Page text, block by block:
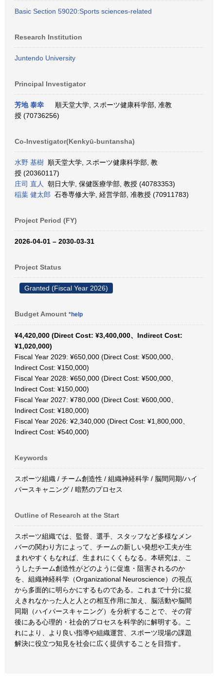
Basic Section 59020:Sports sciences-related
Research Institution
Juntendo University
Principal Investigator
芳地 泰幸
順天堂大学, スポーツ健康科学部, 准教
授 (70736256)
Co-Investigator(Kenkyū-buntansha)
水野 基樹 順天堂大学, スポーツ健康科学部, 教
授 (20360117)
庄司 直人
朝日大学, 保健医療学部, 教授 (40783353)
稲葉 健太郎 石巻専修大学, 経営学部, 准教授 (70911783)
Project Period (FY)
2026-04-01 – 2030-03-31
Project Status
Granted (Fiscal Year 2026)
Budget Amount *help
¥4,420,000 (Direct Cost: ¥3,400,000、Indirect Cost:
¥1,020,000)
Fiscal Year 2029: ¥650,000 (Direct Cost: ¥500,000、
Indirect Cost: ¥150,000)
Fiscal Year 2028: ¥650,000 (Direct Cost: ¥500,000、
Indirect Cost: ¥150,000)
Fiscal Year 2027: ¥780,000 (Direct Cost: ¥600,000、
Indirect Cost: ¥180,000)
Fiscal Year 2026: ¥2,340,000 (Direct Cost: ¥1,800,000、
Indirect Cost: ¥540,000)
Keywords
スポーツ組織 / チーム創造性 / 組織神経科学 / 脳間同期/ハイ
パースキャニング / 暗黙のプロセス
Outline of Research at the Start
スポーツ組織では、監督、選手、スタッフなど多様なメン
バーの関わり方によって、チームの新しい発想や工夫が生
まれやすくもなれば、生まれにくくもなる。本研究は、こ
うしたチーム創造性がどのように促進・阻害されるのか
を、組織神経科学（Organizational Neuroscience）の視点
から多面的に明らかにするものである。これまで十分に捉
えきれなかった人と人との相互作用に加え、脳活動や脳間
同期（ハイパースキャニング）を分析することで、その背
後にある心理的・社会的プロセスを科学的に解明する。こ
れにより、より良い指導や組織運営、スポーツ現場の課題
解決に役立つ知見を社会に広く提供することを目指す。